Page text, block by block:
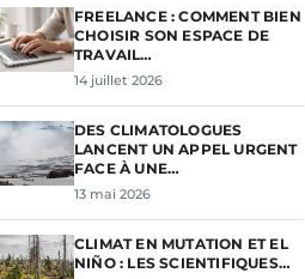
FREELANCE : COMMENT BIEN
CHOISIR SON ESPACE DE
TRAVAIL…
14 juillet 2026
DES CLIMATOLOGUES
LANCENT UN APPEL URGENT
FACE À UNE…
13 mai 2026
CLIMAT EN MUTATION ET EL
NIÑO : LES SCIENTIFIQUES…